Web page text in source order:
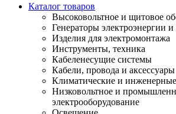
Каталог товаров
Высоковольтное и щитовое
Генераторы электроэнергии
Изделия для электромонтажа
Инструменты, техника
Кабеленесущие системы
Кабели, провода и аксессуары
Климатические и
Низковольтное и
электрооборудование